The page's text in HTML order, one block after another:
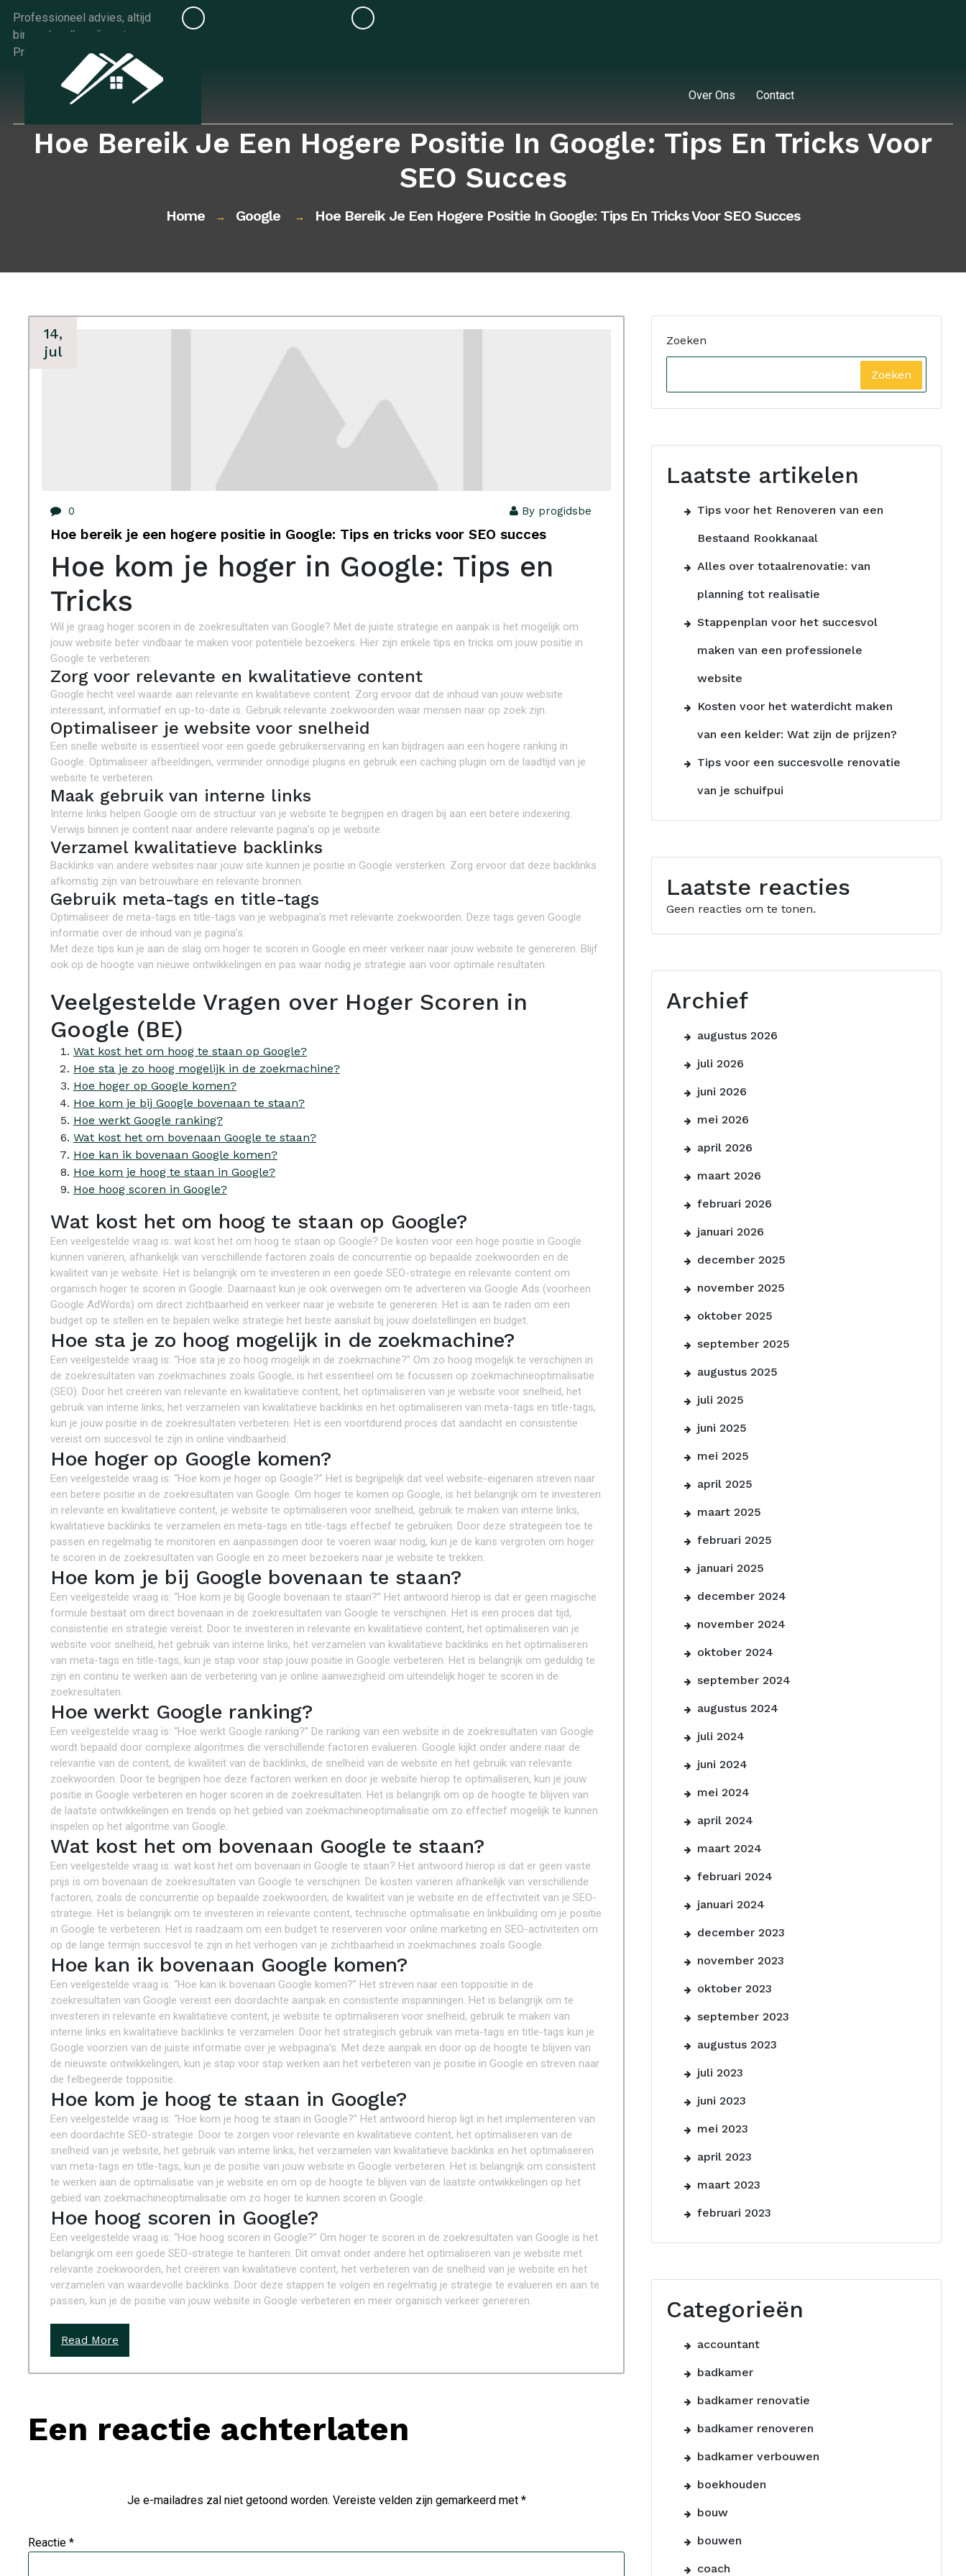
content
Professioneel advies, altijd
binnen handbereik met
Progids.be
Over Ons Contact
Hoe Bereik Je Een Hogere Positie In Google: Tips En Tricks Voor
SEO Succes
Home → Google → Hoe Bereik Je Een Hogere Positie In Google: Tips En Tricks Voor SEO Succes
14,
jul
0 By progidsbe
Hoe bereik je een hogere positie in Google: Tips en tricks voor SEO succes
Hoe kom je hoger in Google: Tips en
Tricks
Wil je graag hoger scoren in de zoekresultaten van Google? Met de juiste strategie en aanpak is het mogelijk om
jouw website beter vindbaar te maken voor potentiële bezoekers. Hier zijn enkele tips en tricks om jouw positie in
Google te verbeteren:
Zorg voor relevante en kwalitatieve content
Google hecht veel waarde aan relevante en kwalitatieve content. Zorg ervoor dat de inhoud van jouw website
interessant, informatief en up-to-date is. Gebruik relevante zoekwoorden waar mensen naar op zoek zijn.
Optimaliseer je website voor snelheid
Een snelle website is essentieel voor een goede gebruikerservaring en kan bijdragen aan een hogere ranking in
Google. Optimaliseer afbeeldingen, verminder onnodige plugins en gebruik een caching plugin om de laadtijd van je
website te verbeteren.
Maak gebruik van interne links
Interne links helpen Google om de structuur van je website te begrijpen en dragen bij aan een betere indexering.
Verwijs binnen je content naar andere relevante pagina’s op je website.
Verzamel kwalitatieve backlinks
Backlinks van andere websites naar jouw site kunnen je positie in Google versterken. Zorg ervoor dat deze backlinks
afkomstig zijn van betrouwbare en relevante bronnen.
Gebruik meta-tags en title-tags
Optimaliseer de meta-tags en title-tags van je webpagina’s met relevante zoekwoorden. Deze tags geven Google
informatie over de inhoud van je pagina’s.
Met deze tips kun je aan de slag om hoger te scoren in Google en meer verkeer naar jouw website te genereren. Blijf
ook op de hoogte van nieuwe ontwikkelingen en pas waar nodig je strategie aan voor optimale resultaten.
Veelgestelde Vragen over Hoger Scoren in
Google (BE)
Wat kost het om hoog te staan op Google?
Hoe sta je zo hoog mogelijk in de zoekmachine?
Hoe hoger op Google komen?
Hoe kom je bij Google bovenaan te staan?
Hoe werkt Google ranking?
Wat kost het om bovenaan Google te staan?
Hoe kan ik bovenaan Google komen?
Hoe kom je hoog te staan in Google?
Hoe hoog scoren in Google?
Wat kost het om hoog te staan op Google?
Een veelgestelde vraag is: wat kost het om hoog te staan op Google? De kosten voor een hoge positie in Google
kunnen variëren, afhankelijk van verschillende factoren zoals de concurrentie op bepaalde zoekwoorden en de
kwaliteit van je website. Het is belangrijk om te investeren in een goede SEO-strategie en relevante content om
organisch hoger te scoren in Google. Daarnaast kun je ook overwegen om te adverteren via Google Ads (voorheen
Google AdWords) om direct zichtbaarheid en verkeer naar je website te genereren. Het is aan te raden om een
budget op te stellen en te bepalen welke strategie het beste aansluit bij jouw doelstellingen en budget.
Hoe sta je zo hoog mogelijk in de zoekmachine?
Een veelgestelde vraag is: “Hoe sta je zo hoog mogelijk in de zoekmachine?” Om zo hoog mogelijk te verschijnen in
de zoekresultaten van zoekmachines zoals Google, is het essentieel om te focussen op zoekmachineoptimalisatie
(SEO). Door het creëren van relevante en kwalitatieve content, het optimaliseren van je website voor snelheid, het
gebruik van interne links, het verzamelen van kwalitatieve backlinks en het optimaliseren van meta-tags en title-tags,
kun je jouw positie in de zoekresultaten verbeteren. Het is een voortdurend proces dat aandacht en consistentie
vereist om succesvol te zijn in online vindbaarheid.
Hoe hoger op Google komen?
Een veelgestelde vraag is: “Hoe kom je hoger op Google?” Het is begrijpelijk dat veel website-eigenaren streven naar
een betere positie in de zoekresultaten van Google. Om hoger te komen op Google, is het belangrijk om te investeren
in relevante en kwalitatieve content, je website te optimaliseren voor snelheid, gebruik te maken van interne links,
kwalitatieve backlinks te verzamelen en meta-tags en title-tags effectief te gebruiken. Door deze strategieën toe te
passen en regelmatig te monitoren en aanpassingen door te voeren waar nodig, kun je de kans vergroten om hoger
te scoren in de zoekresultaten van Google en zo meer bezoekers naar je website te trekken.
Hoe kom je bij Google bovenaan te staan?
Een veelgestelde vraag is: “Hoe kom je bij Google bovenaan te staan?” Het antwoord hierop is dat er geen magische
formule bestaat om direct bovenaan in de zoekresultaten van Google te verschijnen. Het is een proces dat tijd,
consistentie en strategie vereist. Door te investeren in relevante en kwalitatieve content, het optimaliseren van je
website voor snelheid, het gebruik van interne links, het verzamelen van kwalitatieve backlinks en het optimaliseren
van meta-tags en title-tags, kun je stap voor stap jouw positie in Google verbeteren. Het is belangrijk om geduldig te
zijn en continu te werken aan de verbetering van je online aanwezigheid om uiteindelijk hoger te scoren in de
zoekresultaten.
Hoe werkt Google ranking?
Een veelgestelde vraag is: “Hoe werkt Google ranking?” De ranking van een website in de zoekresultaten van Google
wordt bepaald door complexe algoritmes die verschillende factoren evalueren. Google kijkt onder andere naar de
relevantie van de content, de kwaliteit van de backlinks, de snelheid van de website en het gebruik van relevante
zoekwoorden. Door te begrijpen hoe deze factoren werken en door je website hierop te optimaliseren, kun je jouw
positie in Google verbeteren en hoger scoren in de zoekresultaten. Het is belangrijk om op de hoogte te blijven van
de laatste ontwikkelingen en trends op het gebied van zoekmachineoptimalisatie om zo effectief mogelijk te kunnen
inspelen op het algoritme van Google.
Wat kost het om bovenaan Google te staan?
Een veelgestelde vraag is: wat kost het om bovenaan in Google te staan? Het antwoord hierop is dat er geen vaste
prijs is om bovenaan de zoekresultaten van Google te verschijnen. De kosten variëren afhankelijk van verschillende
factoren, zoals de concurrentie op bepaalde zoekwoorden, de kwaliteit van je website en de effectiviteit van je SEO-
strategie. Het is belangrijk om te investeren in relevante content, technische optimalisatie en linkbuilding om je positie
in Google te verbeteren. Het is raadzaam om een budget te reserveren voor online marketing en SEO-activiteiten om
op de lange termijn succesvol te zijn in het verhogen van je zichtbaarheid in zoekmachines zoals Google.
Hoe kan ik bovenaan Google komen?
Een veelgestelde vraag is: “Hoe kan ik bovenaan Google komen?” Het streven naar een toppositie in de
zoekresultaten van Google vereist een doordachte aanpak en consistente inspanningen. Het is belangrijk om te
investeren in relevante en kwalitatieve content, je website te optimaliseren voor snelheid, gebruik te maken van
interne links en kwalitatieve backlinks te verzamelen. Door het strategisch gebruik van meta-tags en title-tags kun je
Google voorzien van de juiste informatie over je webpagina’s. Met deze aanpak en door op de hoogte te blijven van
de nieuwste ontwikkelingen, kun je stap voor stap werken aan het verbeteren van je positie in Google en streven naar
die felbegeerde toppositie.
Hoe kom je hoog te staan in Google?
Een veelgestelde vraag is: “Hoe kom je hoog te staan in Google?” Het antwoord hierop ligt in het implementeren van
een doordachte SEO-strategie. Door te zorgen voor relevante en kwalitatieve content, het optimaliseren van de
snelheid van je website, het gebruik van interne links, het verzamelen van kwalitatieve backlinks en het optimaliseren
van meta-tags en title-tags, kun je de positie van jouw website in Google verbeteren. Het is belangrijk om consistent
te werken aan de optimalisatie van je website en om op de hoogte te blijven van de laatste ontwikkelingen op het
gebied van zoekmachineoptimalisatie om zo hoger te kunnen scoren in Google.
Hoe hoog scoren in Google?
Een veelgestelde vraag is: “Hoe hoog scoren in Google?” Om hoger te scoren in de zoekresultaten van Google is het
belangrijk om een goede SEO-strategie te hanteren. Dit omvat onder andere het optimaliseren van je website met
relevante zoekwoorden, het creëren van kwalitatieve content, het verbeteren van de snelheid van je website en het
verzamelen van waardevolle backlinks. Door deze stappen te volgen en regelmatig je strategie te evalueren en aan te
passen, kun je de positie van jouw website in Google verbeteren en meer organisch verkeer genereren.
Read More
Een reactie achterlaten
Je e-mailadres zal niet getoond worden. Vereiste velden zijn gemarkeerd met *
Reactie *
Zoeken
Zoeken
Laatste artikelen
Tips voor het Renoveren van een
Bestaand Rookkanaal
Alles over totaalrenovatie: van
planning tot realisatie
Stappenplan voor het succesvol
maken van een professionele
website
Kosten voor het waterdicht maken
van een kelder: Wat zijn de prijzen?
Tips voor een succesvolle renovatie
van je schuifpui
Laatste reacties
Geen reacties om te tonen.
Archief
augustus 2026
juli 2026
juni 2026
mei 2026
april 2026
maart 2026
februari 2026
januari 2026
december 2025
november 2025
oktober 2025
september 2025
augustus 2025
juli 2025
juni 2025
mei 2025
april 2025
maart 2025
februari 2025
januari 2025
december 2024
november 2024
oktober 2024
september 2024
augustus 2024
juli 2024
juni 2024
mei 2024
april 2024
maart 2024
februari 2024
januari 2024
december 2023
november 2023
oktober 2023
september 2023
augustus 2023
juli 2023
juni 2023
mei 2023
april 2023
maart 2023
februari 2023
Categorieën
accountant
badkamer
badkamer renovatie
badkamer renoveren
badkamer verbouwen
boekhouden
bouw
bouwen
coach